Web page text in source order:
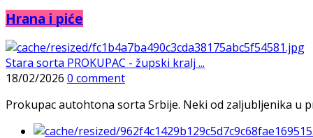
Hrana i piće
Stara sorta PROKUPAC - župski kralj ...
18/02/2026 0 comment
Prokupac autohtona sorta Srbije. Neki od zaljubljenika u